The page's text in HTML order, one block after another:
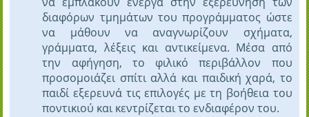
διαφόρων τμημάτων του προγράμματος ώστε
να μάθουν να αναγνωρίζουν σχήματα,
γράμματα, λέξεις και αντικείμενα. Μέσα από
την αφήγηση, το φιλικό περιβάλλον που
προσομοιάζει σπίτι αλλά και παιδική χαρά, το
παιδί εξερευνά τις επιλογές με τη βοήθεια του
ποντικιού και κεντρίζεται το ενδιαφέρον του.